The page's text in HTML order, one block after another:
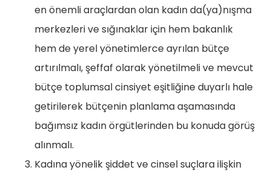
en önemli araçlardan olan kadın da(ya)nışma
merkezleri ve sığınaklar için hem bakanlık
hem de yerel yönetimlerce ayrılan bütçe
artırılmalı, şeffaf olarak yönetilmeli ve mevcut
bütçe toplumsal cinsiyet eşitliğine duyarlı hale
getirilerek bütçenin planlama aşamasında
bağımsız kadın örgütlerinden bu konuda görüş
alınmalı.
Kadına yönelik şiddet ve cinsel suçlara ilişkin